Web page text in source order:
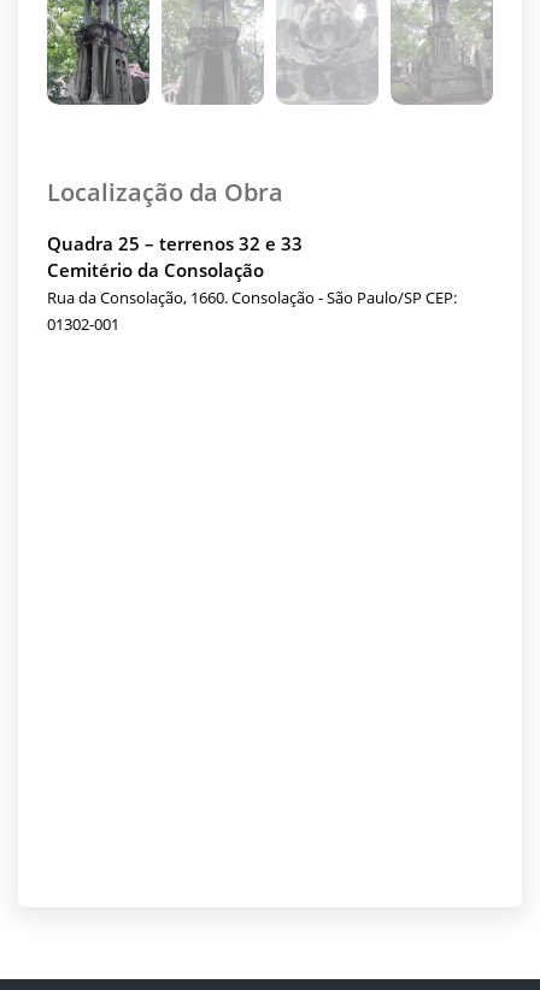
Localização da Obra
Quadra 25 – terrenos 32 e 33
Cemitério da Consolação
Rua da Consolação, 1660. Consolação - São Paulo/SP CEP:
01302-001